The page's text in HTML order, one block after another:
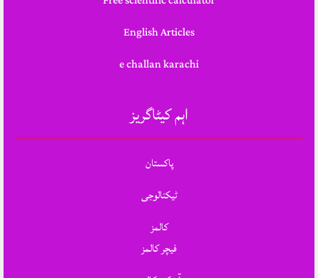
English Articles
e challan karachi
اہم کیٹاگریز
پاکستان
ٹیکنالوجی
کالمز
فیچر کالمز